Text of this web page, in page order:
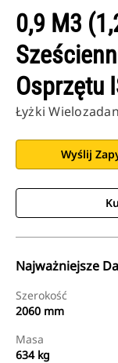
0,9 M3
Osprzętu
Łyżki
Wyślij
Najważniejsze
Szerokość
2060 mm
Masa
634 kg